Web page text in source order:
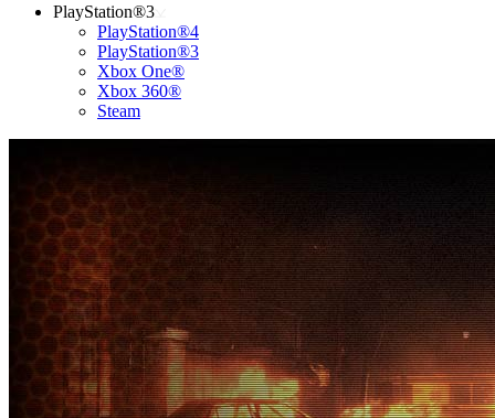
PlayStation®3
PlayStation®4
PlayStation®3
Xbox One®
Xbox 360®
Steam